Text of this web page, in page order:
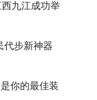
九江成功举
代步新神器
你的最佳装